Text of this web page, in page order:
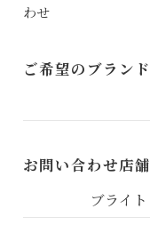
わせ
ご希望のブランド
お問い合わせ店舗